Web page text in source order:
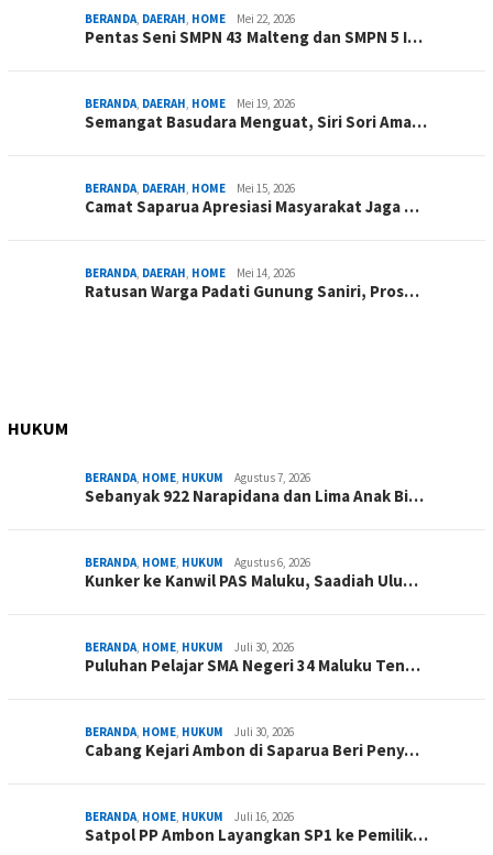
BERANDA, DAERAH, HOME Mei 22, 2026
Pentas Seni SMPN 43 Malteng dan SMPN 5 I…
BERANDA, DAERAH, HOME Mei 19, 2026
Semangat Basudara Menguat, Siri Sori Ama…
BERANDA, DAERAH, HOME Mei 15, 2026
Camat Saparua Apresiasi Masyarakat Jaga …
BERANDA, DAERAH, HOME Mei 14, 2026
Ratusan Warga Padati Gunung Saniri, Pros…
HUKUM
BERANDA, HOME, HUKUM Agustus 7, 2026
Sebanyak 922 Narapidana dan Lima Anak Bi…
BERANDA, HOME, HUKUM Agustus 6, 2026
Kunker ke Kanwil PAS Maluku, Saadiah Ulu…
BERANDA, HOME, HUKUM Juli 30, 2026
Puluhan Pelajar SMA Negeri 34 Maluku Ten…
BERANDA, HOME, HUKUM Juli 30, 2026
Cabang Kejari Ambon di Saparua Beri Peny…
BERANDA, HOME, HUKUM Juli 16, 2026
Satpol PP Ambon Layangkan SP1 ke Pemilik…